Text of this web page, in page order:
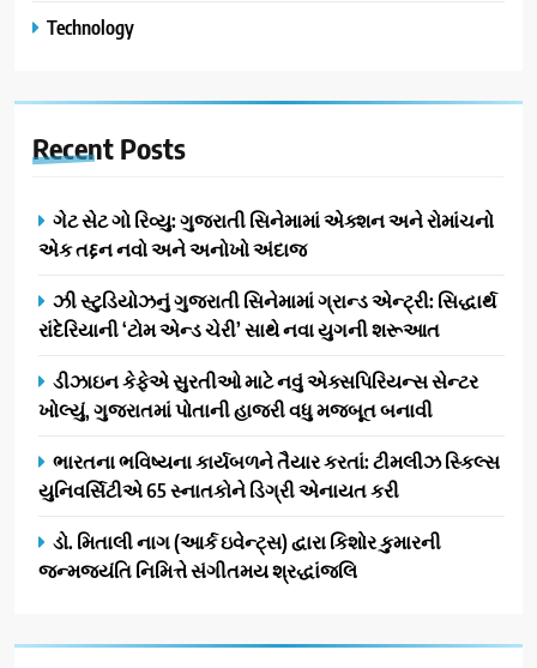
Technology
Recent Posts
ગેટ સેટ ગો રિવ્યુ: ગુજરાતી સિનેમામાં એક્શન અને રોમાંચનો
એક તદ્દન નવો અને અનોખો અંદાજ
ઝી સ્ટુડિયોઝનું ગુજરાતી સિનેમામાં ગ્રાન્ડ એન્ટ્રી: સિદ્ધાર્થ
રાંદેરિયાની ‘ટોમ એન્ડ ચેરી’ સાથે નવા યુગની શરૂઆત
ડીઝાઇન કેફેએ સુરતીઓ માટે નવું એક્સપિરિયન્સ સેન્ટર
ખોલ્યું, ગુજરાતમાં પોતાની હાજરી વધુ મજબૂત બનાવી
ભારતના ભવિષ્યના કાર્યબળને તૈયાર કરતાં: ટીમલીઝ સ્કિલ્સ
યુનિવર્સિટીએ 65 સ્નાતકોને ડિગ્રી એનાયત કરી
ડો. મિતાલી નાગ (આર્ક ઇવેન્ટ્સ) દ્વારા કિશોર કુમારની
જન્મજયંતિ નિમિત્તે સંગીતમય શ્રદ્ધાંજલિ